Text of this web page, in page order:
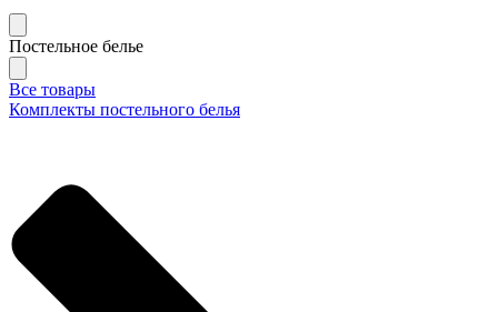
Постельное белье
Все товары
Комплекты постельного белья